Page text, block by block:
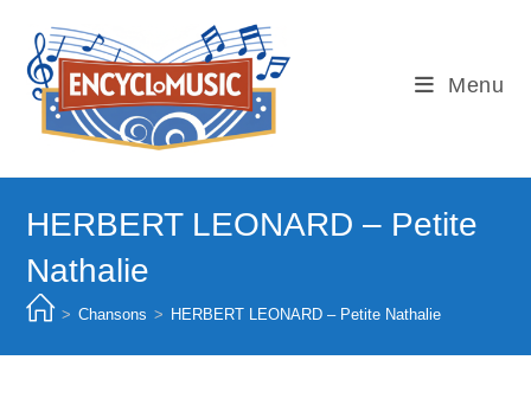
content
Menu
HERBERT LEONARD – Petite
Nathalie
> Chansons > HERBERT LEONARD – Petite Nathalie